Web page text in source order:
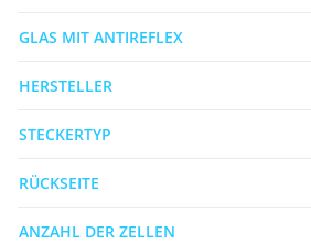
GLAS MIT ANTIREFLEX
HERSTELLER
STECKERTYP
RÜCKSEITE
ANZAHL DER ZELLEN